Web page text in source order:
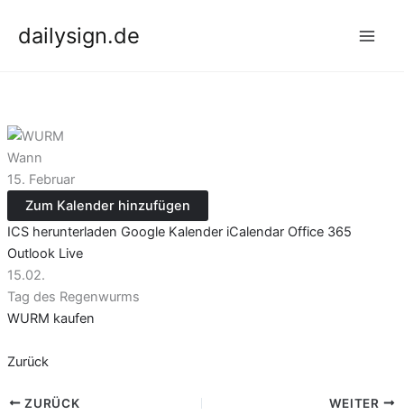
Inhaltdailysign.de
Wann
15. Februar
Zum Kalender hinzufügen
ICS herunterladen Google Kalender iCalendar Office 365
Outlook Live
15.02.
Tag des Regenwurms
WURM kaufen
Zurück
ZURÜCK WEITER